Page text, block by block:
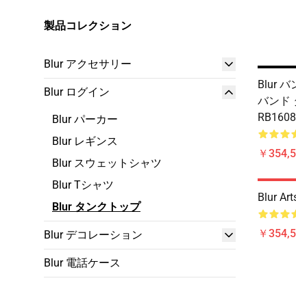
製品コレクション
Blur アクセサリー
Blur ログイン
Blur パーカー
Blur レギンス
Blur スウェットシャツ
Blur Tシャツ
Blur タンクトップ
Blur デコレーション
Blur 電話ケース
Blur バ
バンド
RB1608
￥
Blur
￥